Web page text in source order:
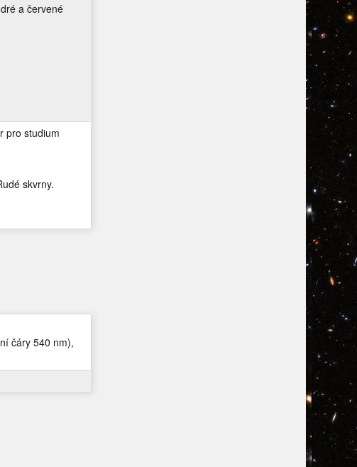
a červené
pro studium
skvrny.
čáry 540 nm),